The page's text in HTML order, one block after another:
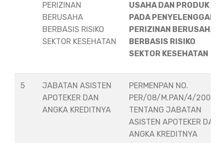
PERIZINAN
BERUSAHA
BERBASIS RISIKO
SEKTOR KESEHATAN
USAHA DAN PRODUK
PADA
PERIZINAN BERUSAHA
BERBASIS RISIKO
SEKTOR KESEHATAN
5
JABATAN ASISTEN
APOTEKER DAN
ANGKA KREDITNYA
PERMENPAN NO.
PER/08/M.PAN/4/2008
TENTANG JABATAN
ASISTEN APOTEKER
ANGKA KREDITNYA